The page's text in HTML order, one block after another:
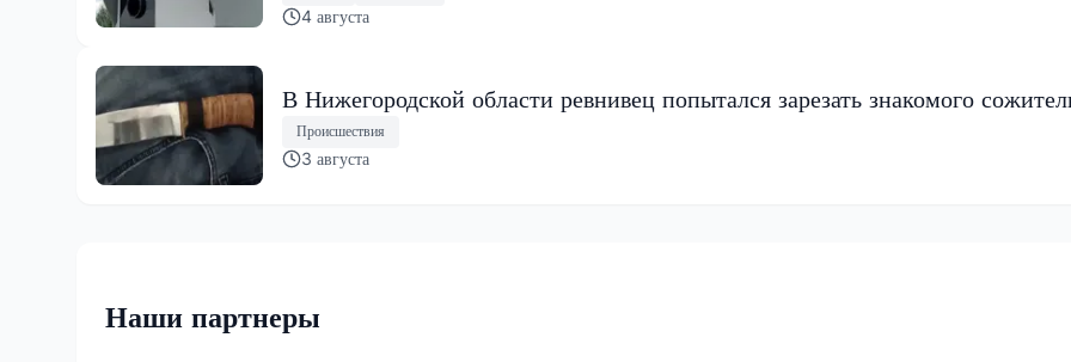
4 августа
В Нижегородской области ревнивец попытался зарезать знакомого
Происшествия
3 августа
Наши партнеры